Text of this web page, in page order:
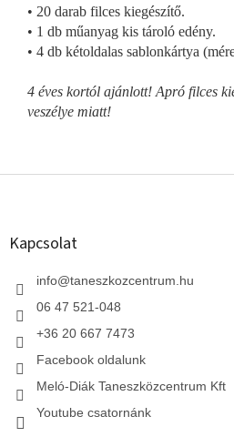
• 20 darab filces kiegészítő.
• 1 db műanyag kis tároló edény.
• 4 db kétoldalas sablonkártya
4 éves kortól ajánlott! Apró filces
veszélye miatt!
L
Kapcsolat
info@taneszkozcentrum.hu
06 47 521-048
+36 20 667 7473
Facebook oldalunk
Meló-Diák Taneszközcentrum Kft
Youtube csatornánk